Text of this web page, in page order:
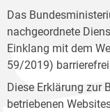
Das
nachgeordnete
Einklang mit dem
59/2019)
Diese Erklärung zur
betriebenen